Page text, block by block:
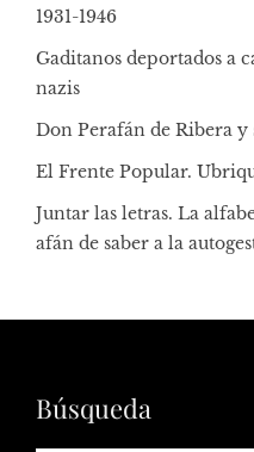
1931-1946
Gaditanos deportados a
nazis
Don Perafán de Ribera y
El Frente Popular.
Juntar las letras. La
afán de saber a la
Búsqueda